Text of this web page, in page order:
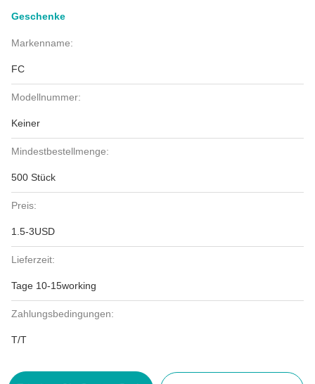
Geschenke
Markenname:
FC
Modellnummer:
Keiner
Mindestbestellmenge:
500 Stück
Preis:
1.5-3USD
Lieferzeit:
Tage 10-15working
Zahlungsbedingungen:
T/T